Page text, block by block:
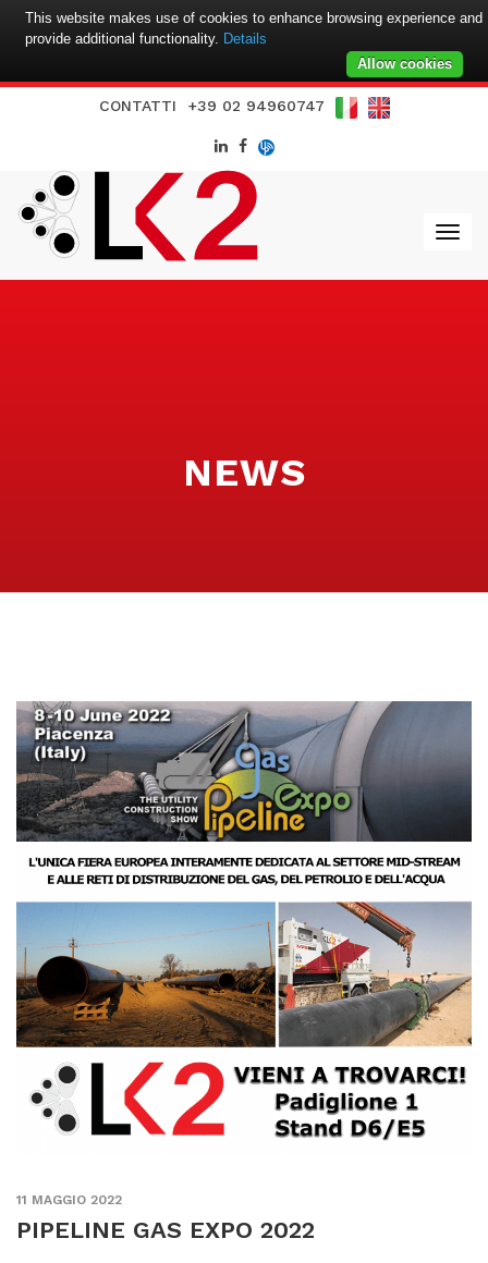
CONTATTI +39 02 94960747
NEWS
11 MAGGIO 2022
PIPELINE GAS EXPO 2022
This website makes use of cookies to enhance browsing experience and
provide additional functionality. Details
Allow cookies